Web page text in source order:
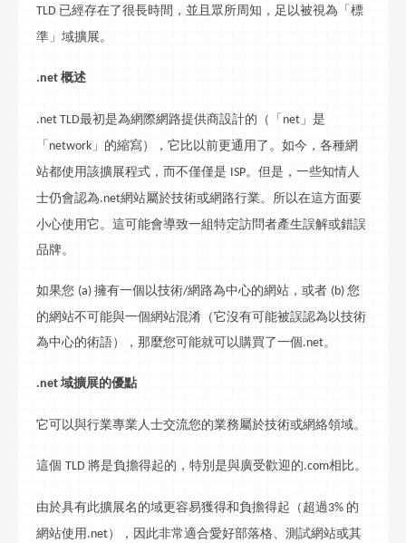
TLD 已經存在了很長時間，並且眾所周知，足以被視為「標
準」域擴展。
.net 概述
.net TLD最初是為網際網路提供商設計的（「 net 」是
「 network 」的縮寫），它比以前更通用了。如今，各種網
站都使用該擴展程式 ，而不僅僅是 ISP。但是，一些知情人
士仍會認為.net網站屬於技術或網路行業。所以在這方面要
小心使用它。這可能會導致一組特定訪問者產生誤解或錯誤
品牌。
如果您 (a) 擁有一個以技術/網路為中心的網站，或者 (b) 您
的網站不可能與一個網站混淆（它沒有可能被誤認為以技術
為中心的術語），那麼您可能就可以購買了一個.net。
.net 域擴展的優點
它可以與行業專業人士交流您的業務屬於技術或網絡領域。
這個 TLD 將是負擔得起的，特別是與廣受歡迎的.com相比。
由於具有此擴展名的域更容易獲得和負擔得起（超過3% 的
網站使用 .net），因此非常適合愛好部落格 、測試網站或其